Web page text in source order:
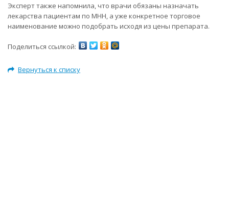
Эксперт также напомнила, что врачи обязаны назначать
лекарства пациентам по МНН, а уже конкретное торговое
наименование можно подобрать исходя из цены препарата.
Поделиться ссылкой:
Вернуться к списку